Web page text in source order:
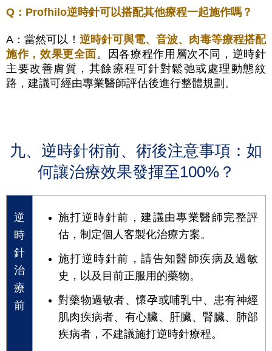
Q：Profhilo逆時針可以搭配其他療程一起施作嗎？
A：當然可以！ 逆時針可與電、音波、肉毒等療程搭配
施作，效果更全面。因各療程作用層次不同，逆時針
主要改善膚質，其餘療程可針對鬆弛或處理動態紋
路，建議可經由專業醫師評估後進行整體規劃。
九、逆時針術前、術後注意事項：如
何讓治療效果發揮至100%？
逆
時
針
治
療
前
施打逆時針前，建議由專業醫師完整評
估，制定個人客製化治療方案。
施打逆時針前，請告知醫師疾病及過敏
史，以及目前正服用的藥物。
對藥物過敏者、懷孕或哺乳中、患有神經
肌肉疾病者、有心臟、肝臟、腎臟、肺部
疾病者，不建議施打逆時針療程。